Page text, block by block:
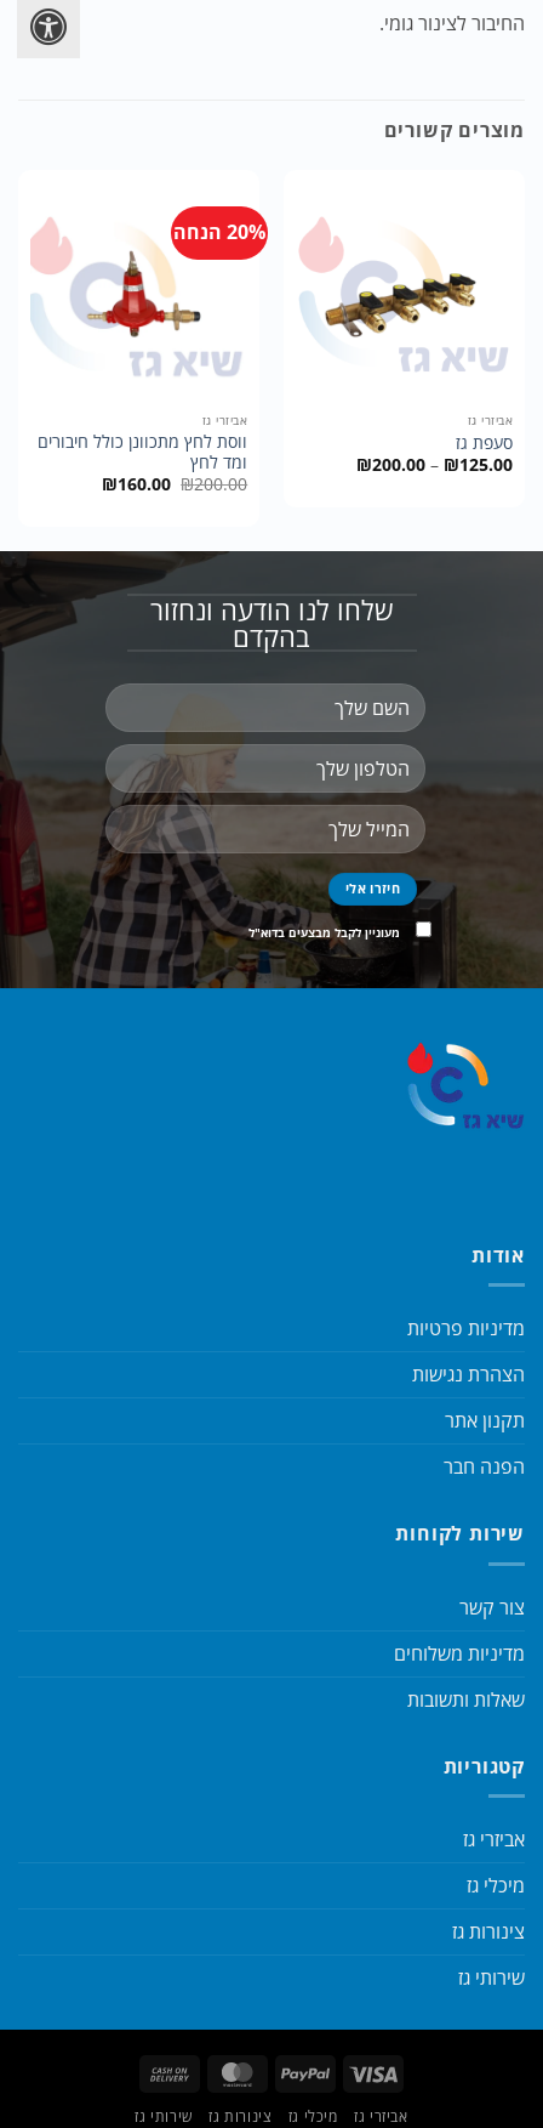
החיבור לצינור גומי.
מוצרים קשורים
אביזרי גז
סעפת גז
₪125.00
–
₪200.00 טווח
מחירים:
20% הנחה
אביזרי גז
ווסת לחץ מתכוונן כולל חיבורים
ומד לחץ
₪200.00 המחיר ₪160.00 המחיר
שלחו לנו הודעה ונחזור
בהקדם
מעוניין לקבל מבצעים בדוא"ל
אודות
מדיניות פרטיות
הצהרת נגישות
תקנון אתר
הפנה חבר
שירות לקוחות
צור קשר
מדיניות משלוחים
שאלות ותשובות
קטגוריות
אביזרי גז
מיכלי גז
צינורות גז
שירותי גז
Visa
PayPal
MasterCard
אביזרי גז מיכלי גז צינורות גז שירותי גז